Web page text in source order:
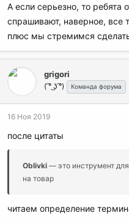
А если серьезно, то ребята
спрашивают, наверное, все
плюс мы стремимся
grigori
( ͡° ͜ʖ ͡°) Команда форума
16 Ноя 2019
после цитаты
Oblivki — это инструмент
на товар
читаем определение